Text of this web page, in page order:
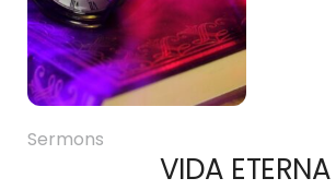
Sermons
VIDA ETERNA